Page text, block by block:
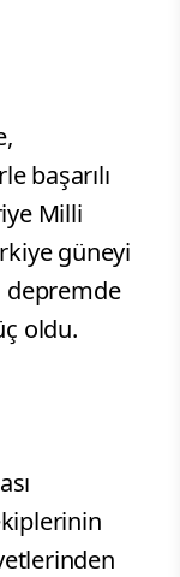
başarılı
Milli
güneyi
depremde
oldu.